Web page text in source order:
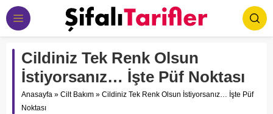
Cildiniz Tek Renk Olsun
İstiyorsanız… İşte Püf Noktası
Anasayfa » Cilt Bakım » Cildiniz Tek Renk Olsun İstiyorsanız… İşte Püf
Noktası